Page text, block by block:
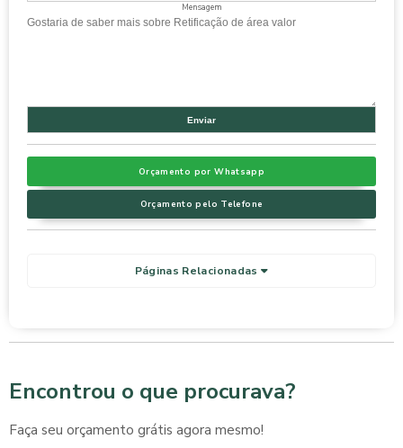
Mensagem
Orçamento por Whatsapp
Orçamento pelo Telefone
Páginas Relacionadas
Encontrou o que procurava?
Faça seu orçamento grátis agora mesmo!